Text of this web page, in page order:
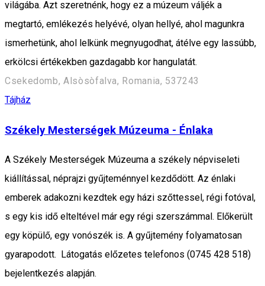
világába. Azt szeretnénk, hogy ez a múzeum váljék a
megtartó, emlékezés helyévé, olyan hellyé, ahol magunkra
ismerhetünk, ahol lelkünk megnyugodhat, átélve egy lassúbb,
erkölcsi értékekben gazdagabb kor hangulatát.
Csekedomb, Alsòsòfalva, Romania, 537243
Tájház
Székely Mesterségek Múzeuma - Énlaka
A Székely Mesterségek Múzeuma a székely népviseleti
kiállítással, néprajzi gyűjteménnyel kezdődött. Az énlaki
emberek adakozni kezdtek egy házi szőttessel, régi fotóval,
s egy kis idő elteltével már egy régi szerszámmal. Előkerült
egy köpülő, egy vonószék is. A gyűjtemény folyamatosan
gyarapodott. Látogatás előzetes telefonos (0745 428 518)
bejelentkezés alapján.